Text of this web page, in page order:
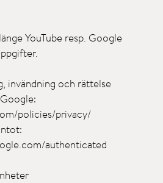
YouTube resp. Google
invändning och rättelse
policies/privacy/
authenticated